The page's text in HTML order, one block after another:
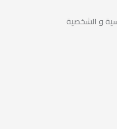
و الشخصية